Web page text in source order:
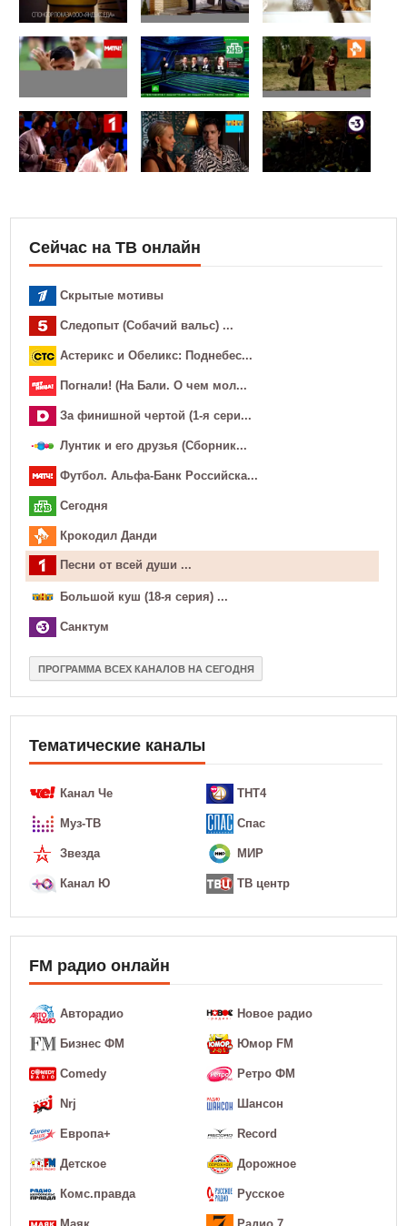
Сейчас на ТВ онлайн
Скрытые мотивы
Следопыт (Собачий вальс) ...
Астерикс и Обеликс: Поднебес...
Погнали! (На Бали. О чем мол...
За финишной чертой (1-я сери...
Лунтик и его друзья (Сборник...
Футбол. Альфа-Банк Российска...
Сегодня
Крокодил Данди
Песни от всей души ...
Большой куш (18-я серия) ...
Санктум
ПРОГРАММА ВСЕХ КАНАЛОВ НА СЕГОДНЯ
Тематические каналы
Канал Че
Муз-ТВ
Звезда
Канал Ю
ТНТ4
Спас
МИР
ТВ центр
FM радио онлайн
Авторадио
Бизнес ФМ
Comedy
Nrj
Европа+
Детское
Комс.правда
Новое радио
Юмор FM
Ретро ФМ
Шансон
Record
Дорожное
Русское